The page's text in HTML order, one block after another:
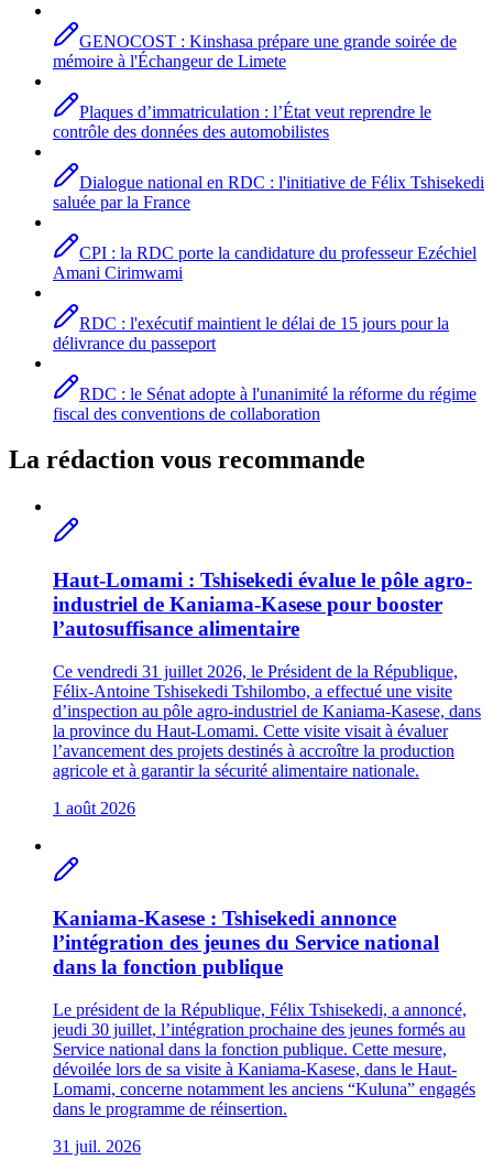
GENOCOST : Kinshasa prépare une grande soirée de
mémoire à l'Échangeur de Limete
Plaques d’immatriculation : l’État veut reprendre le
contrôle des données des automobilistes
Dialogue national en RDC : l'initiative de Félix Tshisekedi
saluée par la France
CPI : la RDC porte la candidature du professeur Ezéchiel
Amani Cirimwami
RDC : l'exécutif maintient le délai de 15 jours pour la
délivrance du passeport
RDC : le Sénat adopte à l'unanimité la réforme du régime
fiscal des conventions de collaboration
La rédaction vous recommande
Haut-Lomami : Tshisekedi évalue le pôle agro-
industriel de Kaniama-Kasese pour booster
l’autosuffisance alimentaire
Ce vendredi 31 juillet 2026, le Président de la République,
Félix-Antoine Tshisekedi Tshilombo, a effectué une visite
d’inspection au pôle agro-industriel de Kaniama-Kasese, dans
la province du Haut-Lomami. Cette visite visait à évaluer
l’avancement des projets destinés à accroître la production
agricole et à garantir la sécurité alimentaire nationale.
1 août 2026
Kaniama-Kasese : Tshisekedi annonce
l’intégration des jeunes du Service national
dans la fonction publique
Le président de la République, Félix Tshisekedi, a annoncé,
jeudi 30 juillet, l’intégration prochaine des jeunes formés au
Service national dans la fonction publique. Cette mesure,
dévoilée lors de sa visite à Kaniama-Kasese, dans le Haut-
Lomami, concerne notamment les anciens “Kuluna” engagés
dans le programme de réinsertion.
31 juil. 2026